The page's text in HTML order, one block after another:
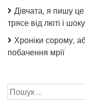
Дівчата, я пишу
трясе від люті і шоку
Хроніки сорому,
побачення мрії
Пошук: